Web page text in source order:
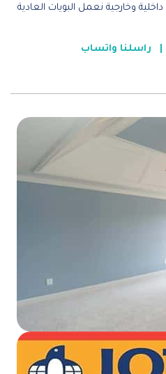
وخارجية نعمل البويات العادية
راسلنا واتساب